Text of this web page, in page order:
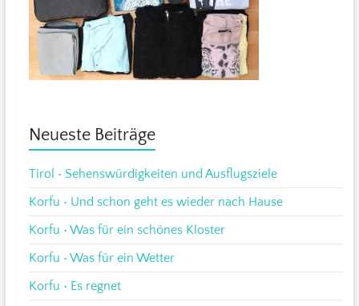
Neueste Beiträge
Tirol • Sehenswürdigkeiten und Ausflugsziele
Korfu • Und schon geht es wieder nach Hause
Korfu • Was für ein schönes Kloster
Korfu • Was für ein Wetter
Korfu • Es regnet